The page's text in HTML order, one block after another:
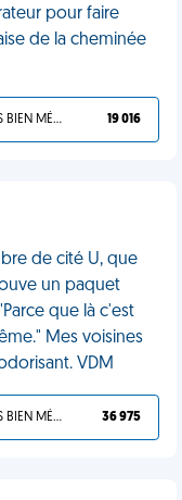
pour faire
de la cheminée
TU L'AS BIEN MÉRITÉ 19 016
de cité U, que
un paquet
que là c'est
Mes voisines
VDM
TU L'AS BIEN MÉRITÉ 36 975